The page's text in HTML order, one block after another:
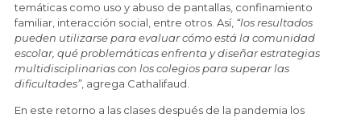
temáticas como uso y abuso de pantallas, confinamiento
familiar, interacción social, entre otros. Así, “los resultados
pueden utilizarse para evaluar cómo está la comunidad
escolar, qué problemáticas enfrenta y diseñar estrategias
multidisciplinarias con los colegios para superar las
dificultades”, agrega Cathalifaud.
En este retorno a las clases después de la pandemia los